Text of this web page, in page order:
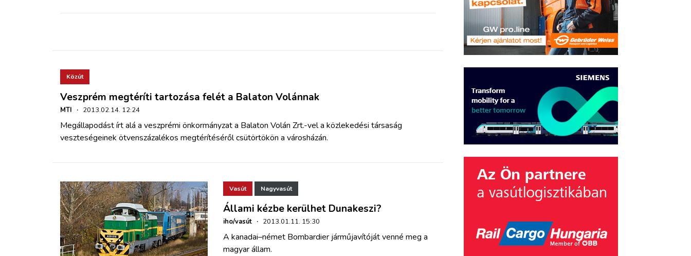
Közút
Veszprém megtéríti tartozása felét a Balaton Volánnak
MTI · 2013.02.14. 12:24
Megállapodást írt alá a veszprémi önkormányzat a Balaton Volán Zrt.-vel a közlekedési társaság
veszteségeinek ötvenszázalékos megtérítéséről csütörtökön a városházán.
Vasút Nagyvasút
Állami kézbe kerülhet Dunakeszi?
iho/vasút · 2013.01.11. 15:30
A kanadai–német Bombardier járműjavítóját venné meg a
magyar állam.